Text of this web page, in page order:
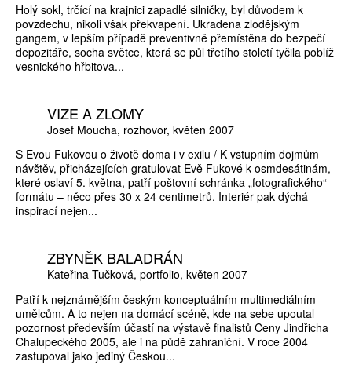
Holý sokl, trčící na krajnici zapadlé silničky, byl důvodem k
povzdechu, nikoli však překvapení. Ukradena zlodějským
gangem, v lepším případě preventivně přemístěna do bezpečí
depozitáře, socha světce, která se půl třetího století tyčila poblíž
vesnického hřbitova...
VIZE A ZLOMY
Josef Moucha rozhovor květen 2007
S Evou Fukovou o životě doma i v exilu / K vstupním dojmům
návštěv, přicházejících gratulovat Evě Fukové k osmdesátinám,
které oslaví 5. května, patří poštovní schránka „fotografického“
formátu – něco přes 30 x 24 centimetrů. Interiér pak dýchá
inspirací nejen...
ZBYNĚK BALADRÁN
Kateřina Tučková portfolio květen 2007
Patří k nejznámějším českým konceptuálním multimediálním
umělcům. A to nejen na domácí scéně, kde na sebe upoutal
pozornost především účastí na výstavě finalistů Ceny Jindřicha
Chalupeckého 2005, ale i na půdě zahraniční. V roce 2004
zastupoval jako jediný Českou...